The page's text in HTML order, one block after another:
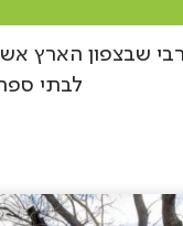
שבצפון הארץ
לבתי